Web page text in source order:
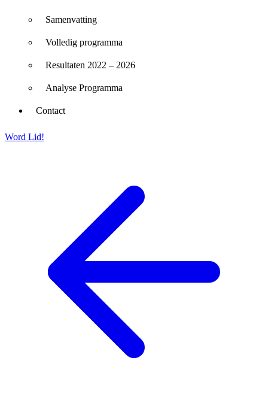
Samenvatting
Volledig programma
Resultaten 2022 – 2026
Analyse Programma
Contact
Word Lid!